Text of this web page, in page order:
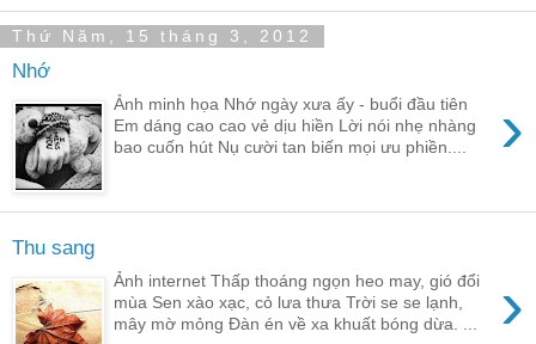
Thứ Năm, 15 tháng 3, 2012
Nhớ
›
Ảnh minh họa Nhớ ngày xưa ấy - buổi đầu tiên
Em dáng cao cao vẻ dịu hiền Lời nói nhẹ nhàng
bao cuốn hút Nụ cười tan biến mọi ưu phiền....
Thu sang
›
Ảnh internet Thấp thoáng ngọn heo may, gió đổi
mùa Sen xào xạc, cỏ lưa thưa Trời se se lạnh,
mây mờ mỏng Đàn én về xa khuất bóng dừa. ...